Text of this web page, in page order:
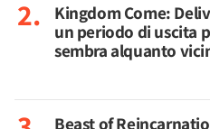
Kingdom Come:
un periodo di uscita
sembra alquanto
Beast of